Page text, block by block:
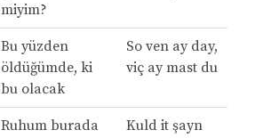
miyim?
Bu yüzden
öldüğümde, ki
bu olacak
So ven ay day,
viç ay mast du
Ruhum burada Kuld it şayn